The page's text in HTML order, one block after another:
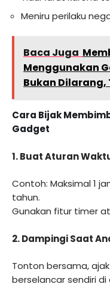
Meniru perilaku
Baca Juga
Menggunakan
Bukan
Cara Bijak
Gadget
1.Buat Aturan
Contoh: Maksimal 1
tahun.
Gunakan fitur timer
2.Dampingi Saat
Tonton bersama,
berselancar sendiri di